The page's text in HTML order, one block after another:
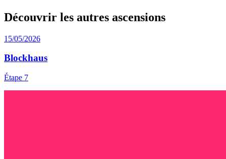
Découvrir les autres ascensions
15/05/2026
Blockhaus
Étape 7